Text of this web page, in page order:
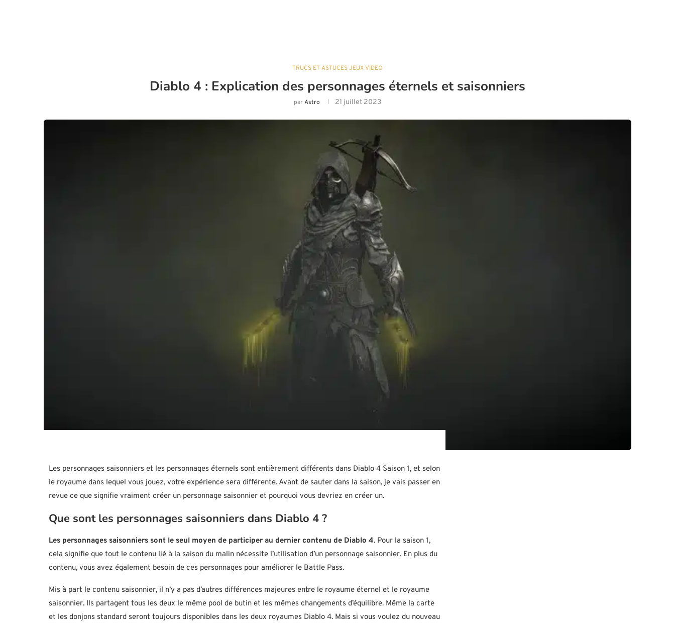
TRUCS ET ASTUCES JEUX VIDÉO
Diablo 4 : Explication des personnages éternels et saisonniers
parAstro 21 juillet 2023
Les personnages saisonniers et les personnages éternels sont entièrement différents dans Diablo 4 Saison 1, et selon
le royaume dans lequel vous jouez, votre expérience sera différente. Avant de sauter dans la saison, je vais passer en
revue ce que signifie vraiment créer un personnage saisonnier et pourquoi vous devriez en créer un.
Que sont les personnages saisonniers dans Diablo 4 ?
Les personnages saisonniers sont le seul moyen de participer au dernier contenu de Diablo 4. Pour la saison 1,
cela signifie que tout le contenu lié à la saison du malin nécessite l’utilisation d’un personnage saisonnier. En plus du
contenu, vous avez également besoin de ces personnages pour améliorer le Battle Pass.
Mis à part le contenu saisonnier, il n’y a pas d’autres différences majeures entre le royaume éternel et le royaume
saisonnier. Ils partagent tous les deux le même pool de butin et les mêmes changements d’équilibre. Même la carte
et les donjons standard seront toujours disponibles dans les deux royaumes Diablo 4. Mais si vous voulez du nouveau